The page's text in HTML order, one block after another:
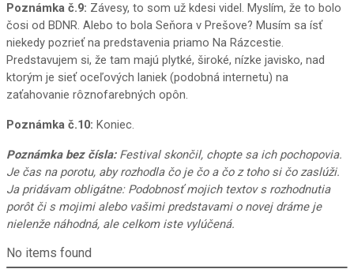
Poznámka č.9: Závesy, to som už kdesi videl. Myslím, že to bolo
čosi od BDNR. Alebo to bola Seňora v Prešove? Musím sa ísť
niekedy pozrieť na predstavenia priamo Na Rázcestie.
Predstavujem si, že tam majú plytké, široké, nízke javisko, nad
ktorým je sieť oceľových laniek (podobná internetu) na
zaťahovanie rôznofarebných opôn.
Poznámka č.10: Koniec.
Poznámka bez čísla:Festival skončil, chopte sa ich pochopovia.
Je čas na porotu, aby rozhodla čo je čo a čo z toho si čo zaslúži.
Ja pridávam obligátne: Podobnosť mojich textov s rozhodnutia
porôt či s mojimi alebo vašimi predstavami o novej dráme je
nielenže náhodná, ale celkom iste vylúčená.
No items found